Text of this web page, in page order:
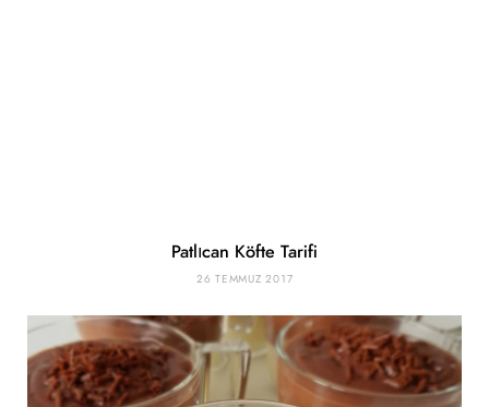
Patlıcan Köfte Tarifi
26 TEMMUZ 2017